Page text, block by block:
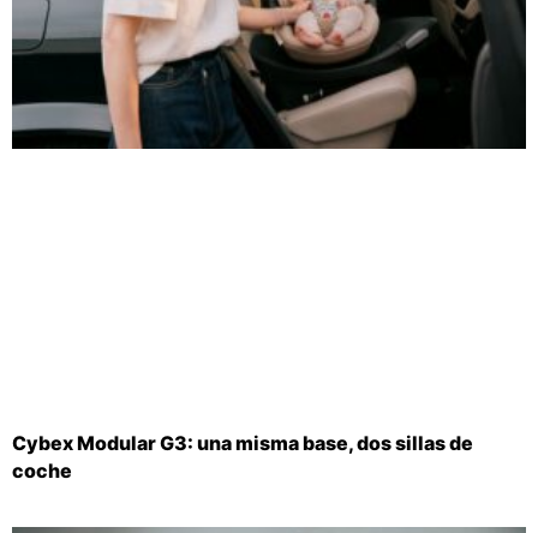
Cybex Modular G3: una misma base, dos sillas de
coche